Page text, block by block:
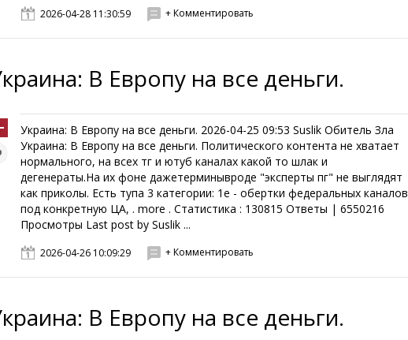
2026-04-28 11:30:59 + Комментировать
В Европу на все деньги.
Украина: В Европу на все деньги. 2026-04-25 09:53 Suslik Обитель Зла
Украина: В Европу на все деньги. Политического контента не хватает
нормального, на всех тг и ютуб каналах какой то шлак и
дегенераты.На их фоне дажетерминывроде "эксперты пг" не выглядят
как приколы. Есть тупа 3 категории: 1е - обертки федеральных каналов
под конкретную ЦА, . more . Статистика : 130815 Ответы | 6550216
Просмотры Last post by Suslik ...
2026-04-26 10:09:29 + Комментировать
В Европу на все деньги.